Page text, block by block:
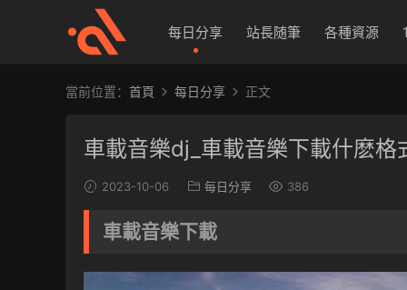
每日分享 站長随筆 各種資源
當前位置： 首頁 每日分享 正文
車載音樂dj_車載音樂下載什麽格
2023-10-06 每日分享 386
車載音樂下載